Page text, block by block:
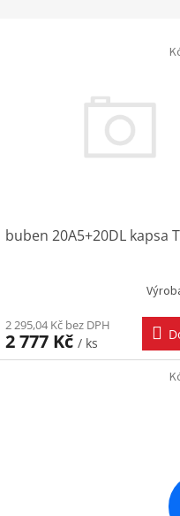
buben 20A5+20DL kapsa T
2 295,04 Kč bez DPH
2 777 Kč / ks